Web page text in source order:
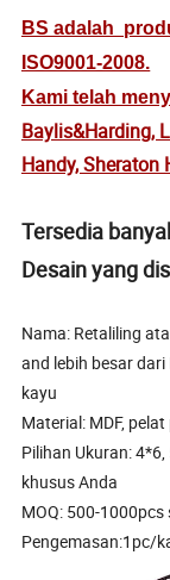
BS adalah
ISO9001-2008.
Kami telah
Baylis&Harding,
Handy, Sheraton
Tersedia
Desain yang
Nama: Retaliling
and lebih besar
kayu
Material: MDF,
Pilihan Ukuran:
khusus Anda
MOQ: 500-1000pcs
Pengemasan:1pc/